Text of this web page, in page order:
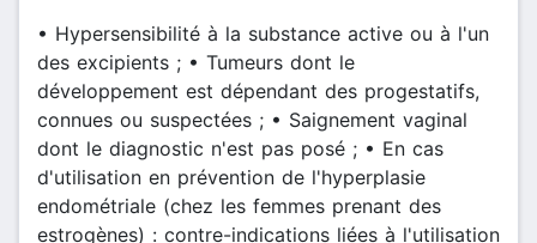
• Hypersensibilité à la substance active ou à l'un
des excipients ; • Tumeurs dont le
développement est dépendant des progestatifs,
connues ou suspectées ; • Saignement vaginal
dont le diagnostic n'est pas posé ; • En cas
d'utilisation en prévention de l'hyperplasie
endométriale (chez les femmes prenant des
estrogènes) : contre-indications liées à l'utilisation